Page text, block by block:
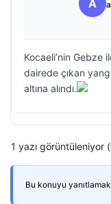
A
Kocaeli’nin Gebze
dairede çıkan
altına alındı.
1 yazı görüntüleniyor
Bu konuyu yanıtlamak